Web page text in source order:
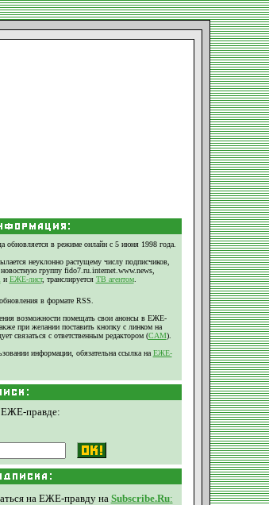
обновляется в режиме онлайн с 5 июня 1998 года.
неуклонно растущему числу подписчиков,
новостную группу fido7.ru.internet.www.news,
и ЕЖЕ-лист, транслируется ТВ агентом.
в формате RSS.
возможности помещать свои анонсы в ЕЖЕ-
при желании поставить кнопку с линком на
связаться с ответственным редактором (CAM).
информации, обязательна ссылка на ЕЖЕ-
ЕЖЕ-правде:
на ЕЖЕ-правду на Subscribe.Ru: